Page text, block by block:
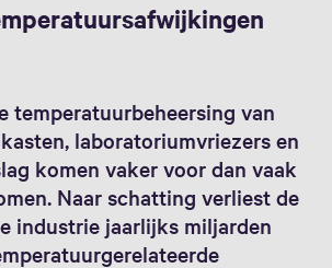
temperatuurbeheersing van
laboratoriumvriezers en
komen vaker voor dan vaak
Naar schatting verliest de
industrie jaarlijks miljarden